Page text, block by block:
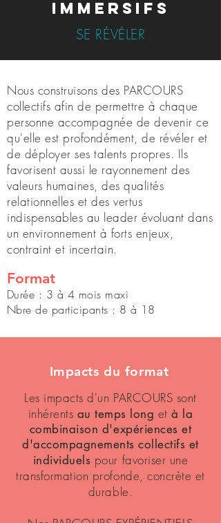
IMMERSIFS
SE RÉVÉLER
Nous construisons des PARCOURS
collectifs afin de permettre à chaque
personne accompagnée de devenir ce
qu'elle est profondément, de révéler et
de déployer ses talents propres. Ils
favorisent aussi le rayonnement des
valeurs humaines, des qualités
relationnelles et des vertus
indispensables au leader évoluant dans
un environnement à forts enjeux,
contraint et incertain.
Format
Durée : 3 à 4 mois maxi
Nbre de participants : 8 à 18
Impacts du format
Les impacts d'un PARCOURS sont
inhérents au temps long età la
combinaison d'expériences et
d'accompagnements collectifs et
individuels pour favoriser une
transformation profonde, concrète et
durable.